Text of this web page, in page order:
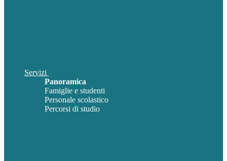
Servizi
Panoramica
Famiglie e studenti
Personale scolastico
Percorsi di studio